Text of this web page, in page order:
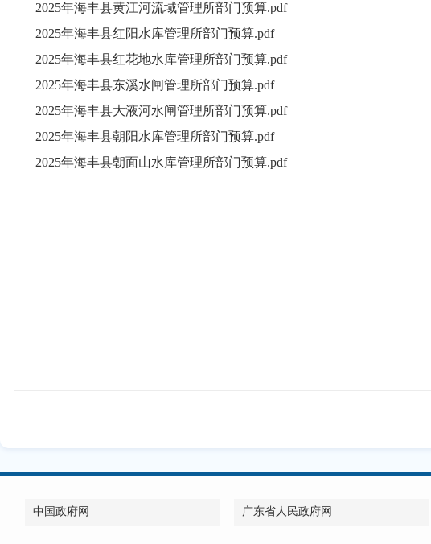
2025年海丰县黄江河流域管理所部门预算.pdf
2025年海丰县红阳水库管理所部门预算.pdf
2025年海丰县红花地水库管理所部门预算.pdf
2025年海丰县东溪水闸管理所部门预算.pdf
2025年海丰县大液河水闸管理所部门预算.pdf
2025年海丰县朝阳水库管理所部门预算.pdf
2025年海丰县朝面山水库管理所部门预算.pdf
中国政府网 广东省人民政府网